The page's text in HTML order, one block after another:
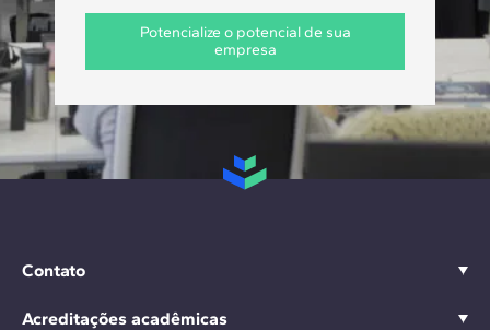
Potencialize o potencial de sua
empresa
Contato
Acreditações acadêmicas